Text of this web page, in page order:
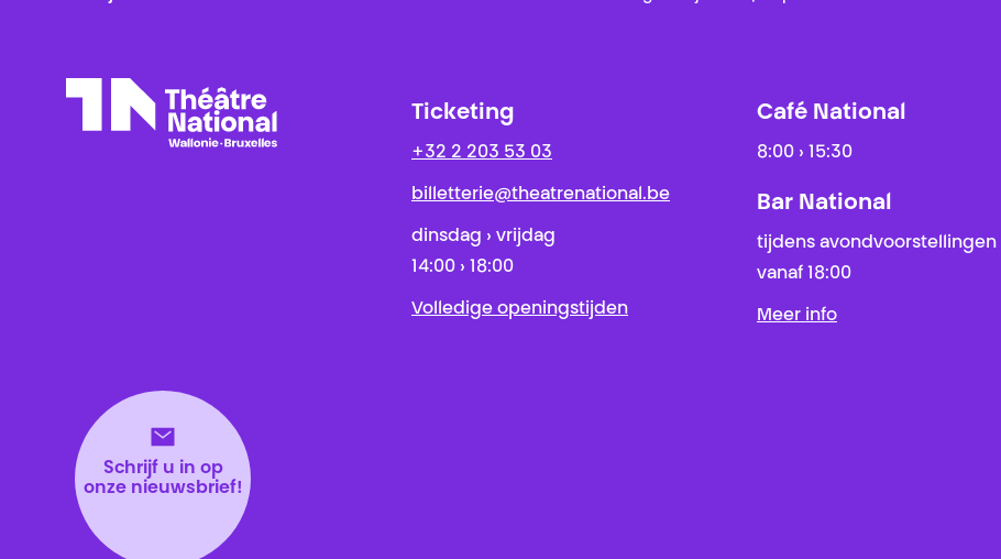
Schrijf u in op
onze nieuwsbrief!
Ticketing
+32 2 203 53 03
billetterie@theatrenational.be
dinsdag › vrijdag
14:00 › 18:00
Volledige openingstijden
Café National
8:00 › 15:30
Bar National
tijdens avondvoorstellingen
vanaf 18:00
Meer info